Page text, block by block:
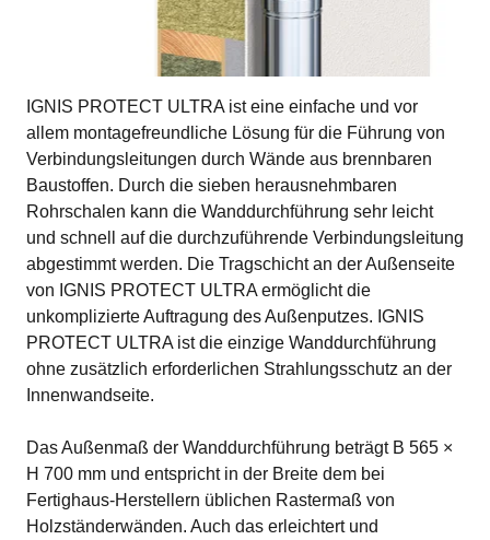
IGNIS PROTECT ULTRA ist eine einfache und vor
allem montagefreundliche Lösung für die Führung von
Verbindungsleitungen durch Wände aus brennbaren
Baustoffen. Durch die sieben herausnehmbaren
Rohrschalen kann die Wanddurchführung sehr leicht
und schnell auf die durchzuführende Verbindungsleitung
abgestimmt werden. Die Tragschicht an der Außenseite
von IGNIS PROTECT ULTRA ermöglicht die
unkomplizierte Auftragung des Außenputzes. IGNIS
PROTECT ULTRA ist die einzige Wanddurchführung
ohne zusätzlich erforderlichen Strahlungsschutz an der
Innenwandseite.
Das Außenmaß der Wanddurchführung beträgt B 565 ×
H 700 mm und entspricht in der Breite dem bei
Fertighaus-Herstellern üblichen Rastermaß von
Holzständerwänden. Auch das erleichtert und